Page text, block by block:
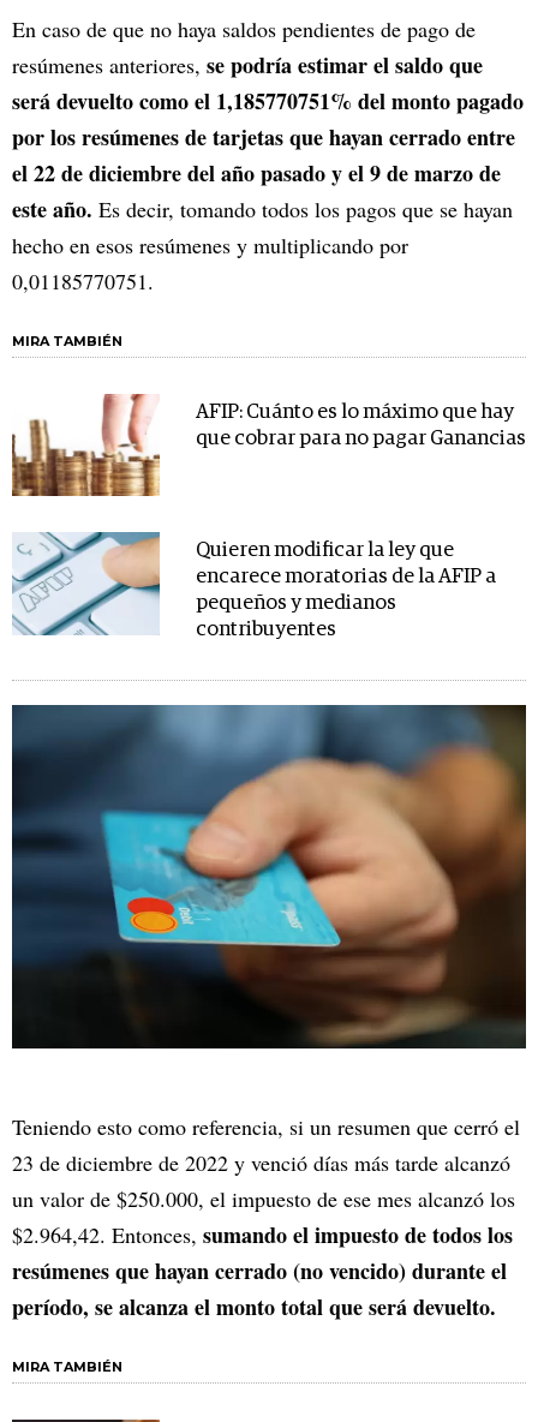
En caso de que no haya saldos pendientes de pago de
resúmenes anteriores, se podría estimar el saldo que
será devuelto como el 1,185770751% del monto pagado
por los resúmenes de tarjetas que hayan cerrado entre
el 22 de diciembre del año pasado y el 9 de marzo de
este año. Es decir, tomando todos los pagos que se hayan
hecho en esos resúmenes y multiplicando por
0,01185770751.
MIRA TAMBIÉN
AFIP: Cuánto es lo máximo que hay
que cobrar para no pagar Ganancias
Quieren modificar la ley que
encarece moratorias de la AFIP a
pequeños y medianos
contribuyentes
Teniendo esto como referencia, si un resumen que cerró el
23 de diciembre de 2022 y venció días más tarde alcanzó
un valor de $250.000, el impuesto de ese mes alcanzó los
$2.964,42. Entonces, sumando el impuesto de todos los
resúmenes que hayan cerrado (no vencido) durante el
período, se alcanza el monto total que será devuelto.
MIRA TAMBIÉN